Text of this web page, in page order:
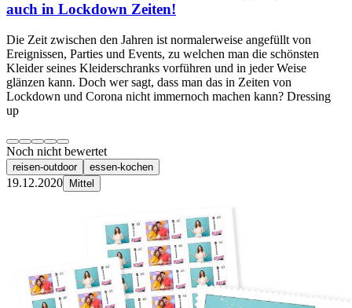
auch in Lockdown Zeiten!
Die Zeit zwischen den Jahren ist normalerweise angefüllt von
Ereignissen, Parties und Events, zu welchen man die schönsten
Kleider seines Kleiderschranks vorführen und in jeder Weise
glänzen kann. Doch wer sagt, dass man das in Zeiten von
Lockdown und Corona nicht immernoch machen kann? Dressing
up
Noch nicht bewertet
reisen-outdoor essen-kochen
19.12.2020 Mittel